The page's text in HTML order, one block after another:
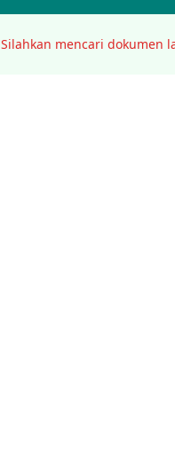
Silahkan mencari dokumen